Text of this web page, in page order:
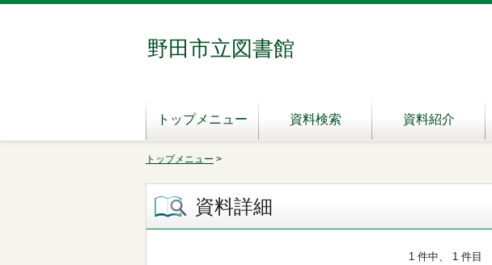
野田市立図書館
トップメニュー 資料検索 資料紹介
トップメニュー >
資料詳細
1 件中、 1 件目